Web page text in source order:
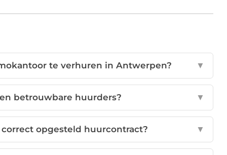
te verhuren in Antwerpen? ▼
betrouwbare huurders? ▼
opgesteld huurcontract? ▼